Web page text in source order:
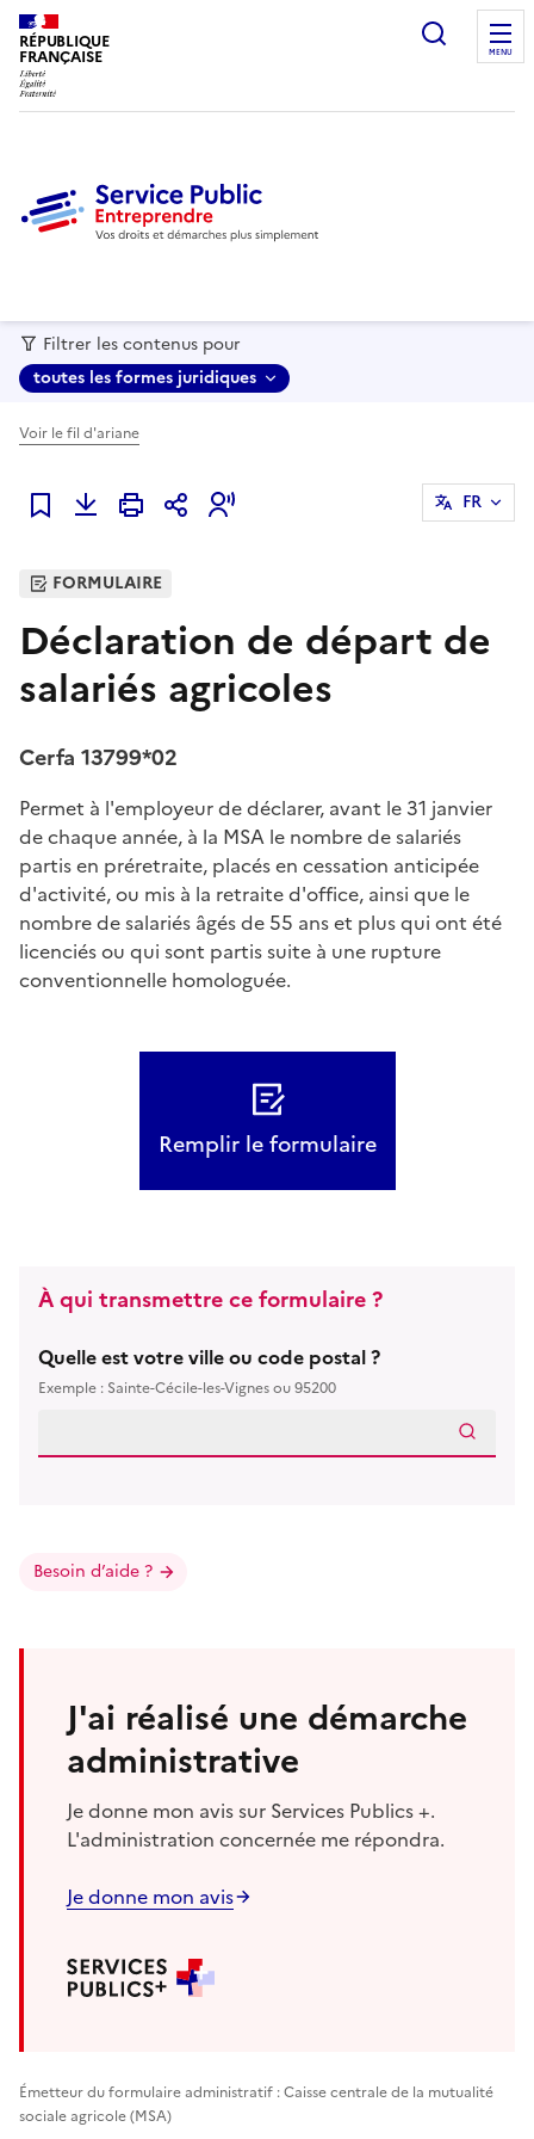
RÉPUBLIQUE
FRANÇAISE MENU
Filtrer les contenus pour
toutes les formes juridiques
Voir le fil d'ariane
Ajouter à mes favoris
FR
FORMULAIRE
Déclaration de départ de
salariés agricoles
Cerfa 13799*02
Permet à l'employeur de déclarer, avant le 31 janvier
de chaque année, à la MSA le nombre de salariés
partis en préretraite, placés en cessation anticipée
d'activité, ou mis à la retraite d'office, ainsi que le
nombre de salariés âgés de 55 ans et plus qui ont été
licenciés ou qui sont partis suite à une rupture
conventionnelle homologuée.
Remplir le formulaire
À qui transmettre ce formulaire ?
Quelle est votre ville ou code postal ?
Exemple : Sainte-Cécile-les-Vignes ou 95200
Besoin d’aide ?
J'ai réalisé une démarche
administrative
Je donne mon avis sur Services Publics +.
L'administration concernée me répondra.
Je donne mon avis
Émetteur du formulaire administratif : Caisse centrale de la mutualité
sociale agricole (MSA)